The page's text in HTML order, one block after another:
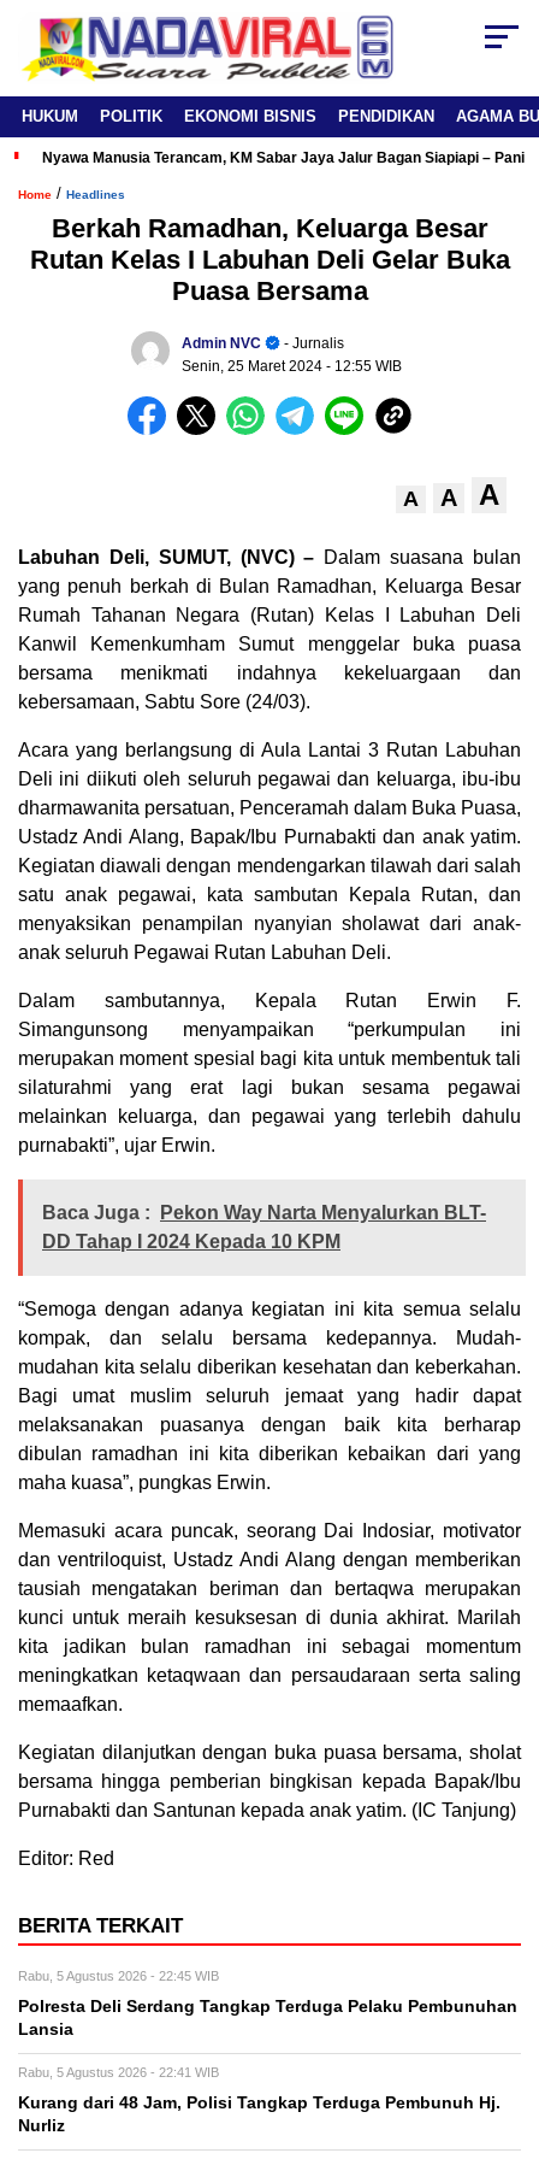
HUKUM POLITIK EKONOMI BISNIS PENDIDIKAN AGAMA
Nyawa Manusia Terancam, KM Sabar Jaya Jalur Bagan Siapiapi –
Home / Headlines
Berkah Ramadhan, Keluarga Besar
Rutan Kelas I Labuhan Deli Gelar Buka
Puasa Bersama
Admin NVC
- Jurnalis
Senin, 25 Maret 2024 - 12:55 WIB
A A A
Labuhan Deli, SUMUT, (NVC) – Dalam suasana bulan
yang penuh berkah di Bulan Ramadhan, Keluarga Besar
Rumah Tahanan Negara (Rutan) Kelas I Labuhan Deli
Kanwil Kemenkumham Sumut menggelar buka puasa
bersama menikmati indahnya kekeluargaan dan
kebersamaan, Sabtu Sore (24/03).
Acara yang berlangsung di Aula Lantai 3 Rutan Labuhan
Deli ini diikuti oleh seluruh pegawai dan keluarga, ibu-ibu
dharmawanita persatuan, Penceramah dalam Buka Puasa,
Ustadz Andi Alang, Bapak/Ibu Purnabakti dan anak yatim.
Kegiatan diawali dengan mendengarkan tilawah dari salah
satu anak pegawai, kata sambutan Kepala Rutan, dan
menyaksikan penampilan nyanyian sholawat dari anak-
anak seluruh Pegawai Rutan Labuhan Deli.
Dalam sambutannya, Kepala Rutan Erwin F.
Simangunsong menyampaikan “perkumpulan ini
merupakan moment spesial bagi kita untuk membentuk tali
silaturahmi yang erat lagi bukan sesama pegawai
melainkan keluarga, dan pegawai yang terlebih dahulu
purnabakti”, ujar Erwin.
Baca Juga :
Pekon Way Narta Menyalurkan BLT-
DD Tahap I 2024 Kepada 10 KPM
“Semoga dengan adanya kegiatan ini kita semua selalu
kompak, dan selalu bersama kedepannya. Mudah-
mudahan kita selalu diberikan kesehatan dan keberkahan.
Bagi umat muslim seluruh jemaat yang hadir dapat
melaksanakan puasanya dengan baik kita berharap
dibulan ramadhan ini kita diberikan kebaikan dari yang
maha kuasa”, pungkas Erwin.
Memasuki acara puncak, seorang Dai Indosiar, motivator
dan ventriloquist, Ustadz Andi Alang dengan memberikan
tausiah mengatakan beriman dan bertaqwa merupakan
kunci untuk meraih kesuksesan di dunia akhirat. Marilah
kita jadikan bulan ramadhan ini sebagai momentum
meningkatkan ketaqwaan dan persaudaraan serta saling
memaafkan.
Kegiatan dilanjutkan dengan buka puasa bersama, sholat
bersama hingga pemberian bingkisan kepada Bapak/Ibu
Purnabakti dan Santunan kepada anak yatim. (IC Tanjung)
Editor: Red
BERITA TERKAIT
Rabu, 5 Agustus 2026 - 22:45 WIB
Polresta Deli Serdang Tangkap Terduga Pelaku Pembunuhan
Lansia
Rabu, 5 Agustus 2026 - 22:41 WIB
Kurang dari 48 Jam, Polisi Tangkap Terduga Pembunuh Hj.
Nurliz